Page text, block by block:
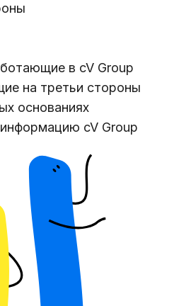
в cV Group
на третьи стороны
основаниях
cV Group